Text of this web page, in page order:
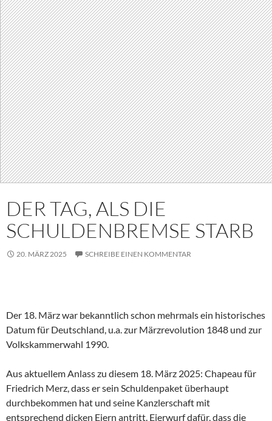
DER TAG, ALS DIE
SCHULDENBREMSE STARB
20. MÄRZ 2025 SCHREIBE EINEN KOMMENTAR
Der 18. März war bekanntlich schon mehrmals ein historisches
Datum für Deutschland, u.a. zur Märzrevolution 1848 und zur
Volkskammerwahl 1990.
Aus aktuellem Anlass zu diesem 18. März 2025: Chapeau für
Friedrich Merz, dass er sein Schuldenpaket überhaupt
durchbekommen hat und seine Kanzlerschaft mit
entsprechend dicken Eiern antritt. Eierwurf dafür, dass die